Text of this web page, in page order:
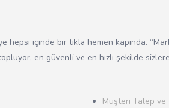
hepsi içinde bir tıkla hemen kapında.
en güvenli ve en hızlı şekilde
Müşteri Talep ve